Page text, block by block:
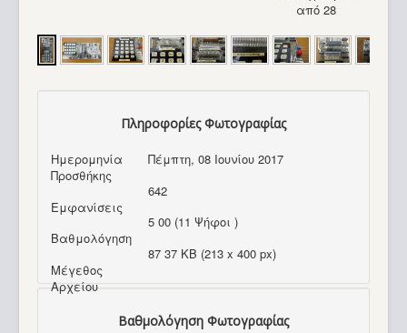
Apple Imac G3_27
από 28
Πληροφορίες Φωτογραφίας
Ημερομηνία
Προσθήκης
Πέμπτη, 08 Ιουνίου 2017
Εμφανίσεις
642
Βαθμολόγηση
5 00 (11 Ψήφοι )
Μέγεθος
Αρχείου
87 37 KB (213 x 400 px)
Βαθμολόγηση Φωτογραφίας